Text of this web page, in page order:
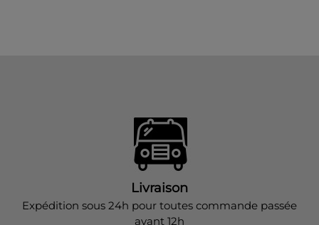
Livraison
Expédition sous 24h pour toutes commande passée
avant 12h